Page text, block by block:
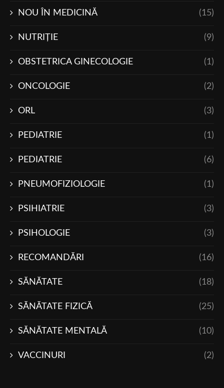
NOU ÎN MEDICINĂ (15)
NUTRIŢIE (9)
OBSTETRICA GINECOLOGIE (1)
ONCOLOGIE (2)
ORL (3)
PEDIATRIE (1)
PEDIATRIE (6)
PNEUMOFIZIOLOGIE (1)
PSIHIATRIE (3)
PSIHOLOGIE (3)
RECOMANDĂRI (16)
SĂNĂTATE (18)
SĂNĂTATE FIZICĂ (25)
SĂNĂTATE MENTALĂ (10)
VACCINURI (2)